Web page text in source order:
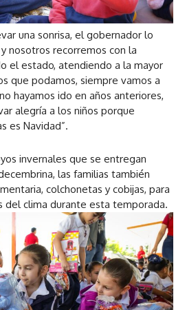
una sonrisa, el gobernador lo
nosotros recorremos con la
el estado, atendiendo a la mayor
que podamos, siempre vamos a
hayamos ido en años anteriores,
alegría a los niños porque
es Navidad”.
invernales que se entregan
las familias también
colchonetas y cobijas, para
del clima durante esta temporada.